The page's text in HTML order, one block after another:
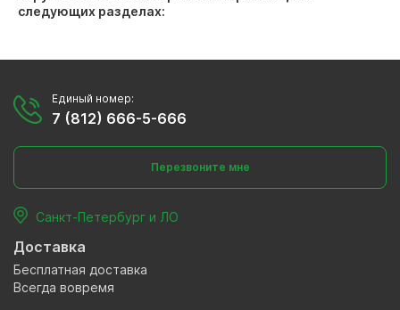
следующих разделах:
Единый номер:
7 (812) 666-5-666
Перезвоните мне
Санкт-Петербург и ЛО
Доставка
Бесплатная доставка
Всегда вовремя